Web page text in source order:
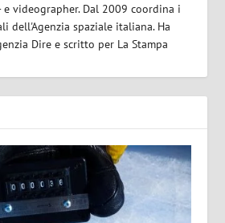
videographer. Dal 2009 coordina i
dell'Agenzia spaziale italiana. Ha
Dire e scritto per La Stampa